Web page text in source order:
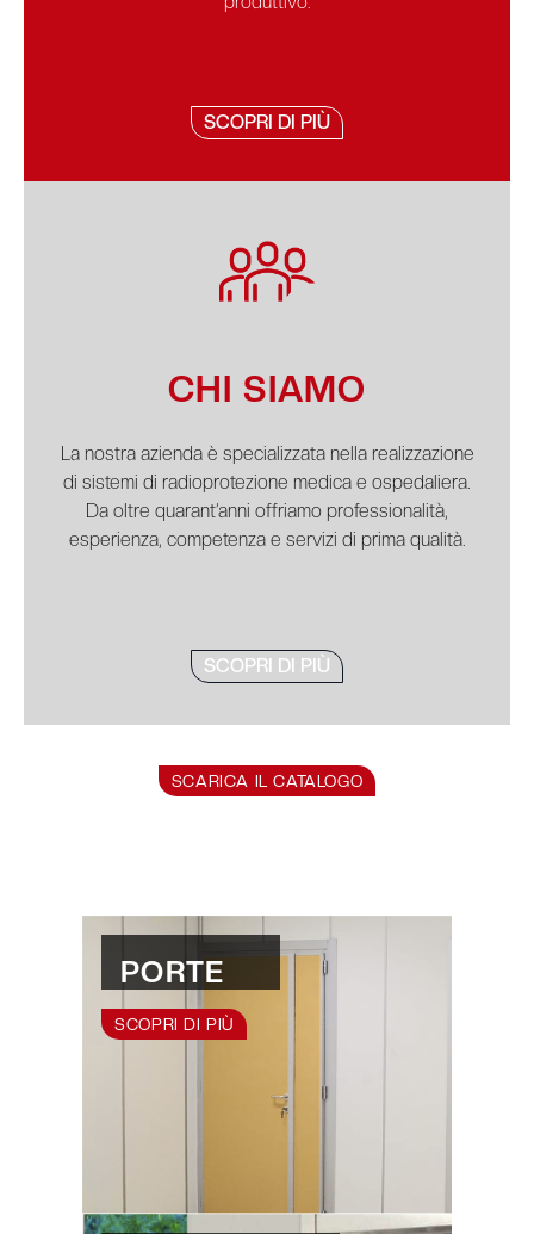
SCOPRI DI PIÙ
CHI SIAMO
La nostra azienda è specializzata nella realizzazione
di sistemi di radioprotezione medica e ospedaliera.
Da oltre quarant’anni offriamo professionalità,
esperienza, competenza e servizi di prima qualità.
SCOPRI DI PIÙ
SCARICA IL CATALOGO
PORTE
SCOPRI DI PIÙ